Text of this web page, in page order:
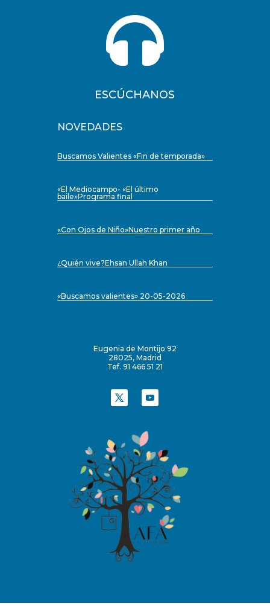

ESCÚCHANOS
NOVEDADES
Buscamos Valientes «Fin de temporada»
«El Mediocampo- «El último
baile»Programa final
«Con Ojos de Niño»Nuestro primer año
¿Quién vive?Ehsan Ullah Khan
«Buscamos valientes» 20-05-2026
Eugenia de Montijo 92
28025, Madrid
Tef. 91 466 51 21